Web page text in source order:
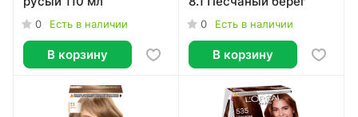
0 Есть в наличии
В корзину
0 Есть в наличии
В корзину